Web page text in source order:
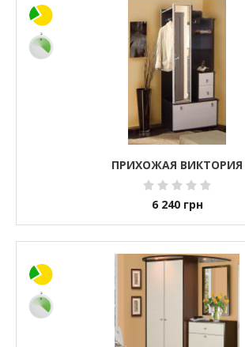
ПРИХОЖАЯ ВИКТОРИЯ
6 240 грн